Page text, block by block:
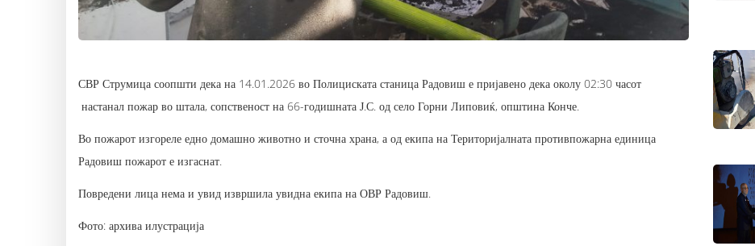
СВР Струмица соопшти дека на 14.01.2026 во Полициската станица Радовиш е пријавено дека околу 02:30 часот
настанал пожар во штала, сопственост на 66-годишната Ј.С. од село Горни Липовиќ, општина Конче.
Во пожарот изгореле едно домашно животно и сточна храна, а од екипа на Територијалната противпожарна единица
Радовиш пожарот е изгаснат.
Повредени лица нема и увид извршила увидна екипа на ОВР Радовиш.
Фото: архива илустрација